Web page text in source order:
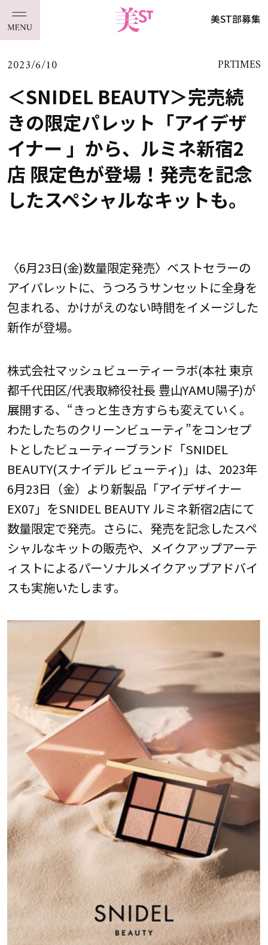
美ST部募集
2023/6/10 PRTIMES
＜SNIDEL BEAUTY＞完売続
きの限定パレット「アイデザ
イナー 」から、ルミネ新宿2
店 限定色が登場！発売を記念
したスペシャルなキットも。
〈6月23日(金)数量限定発売〉ベストセラーの
アイパレットに、うつろうサンセットに全身を
包まれる、かけがえのない時間をイメージした
新作が登場。
株式会社マッシュビューティーラボ(本社 東京
都千代田区/代表取締役社長 豊山YAMU陽子)が
展開する、“きっと生き方すらも変えていく。
わたしたちのクリーンビューティ”をコンセプ
トとしたビューティーブランド「SNIDEL
BEAUTY(スナイデル ビューティ)」は、2023年
6月23日（金）より新製品「アイデザイナー
EX07」をSNIDEL BEAUTY ルミネ新宿2店にて
数量限定で発売。さらに、発売を記念したスペ
シャルなキットの販売や、メイクアップアーテ
ィストによるパーソナルメイクアップアドバイ
スも実施いたします。